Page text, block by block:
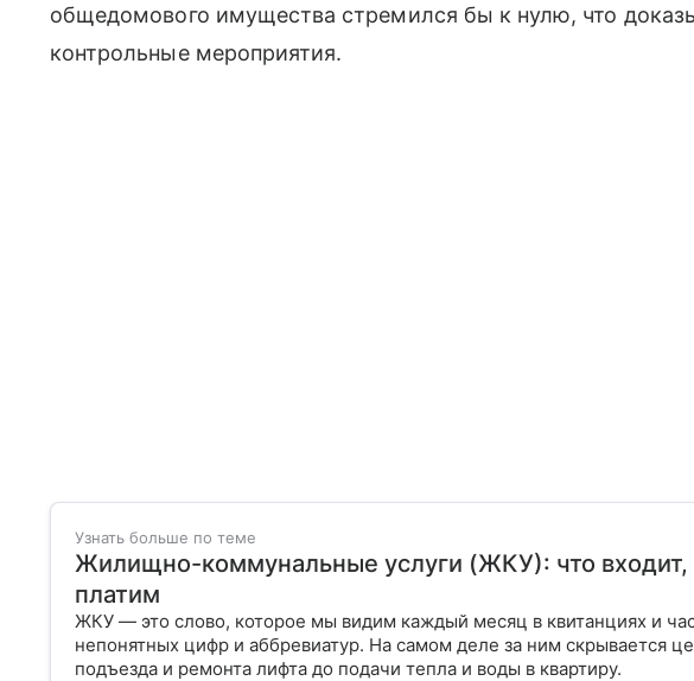
общедомового имущества стремился бы к нулю, что
контрольные мероприятия.
Узнать больше по теме
Жилищно-коммунальные услуги (ЖКУ): что входит,
платим
ЖКУ — это слово, которое мы видим каждый месяц в квитанциях и
непонятных цифр и аббревиатур. На самом деле за ним скрывается
подъезда и ремонта лифта до подачи тепла и воды в квартиру.